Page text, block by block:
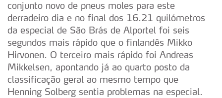
conjunto novo de pneus moles para este
derradeiro dia e no final dos 16.21 quilómetros
da especial de São Brás de Alportel foi seis
segundos mais rápido que o finlandês Mikko
Hirvonen. O terceiro mais rápido foi Andreas
Mikkelsen, apontando já ao quarto posto da
classificação geral ao mesmo tempo que
Henning Solberg sentia problemas na especial.